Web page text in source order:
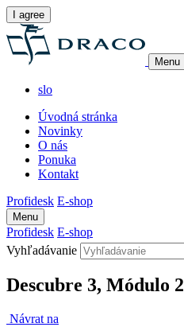
I agree
Menu
slo
Úvodná stránka
Novinky
O nás
Ponuka
Kontakt
Profidesk E-shop
Menu
Profidesk E-shop
Vyhľadávanie
Descubre 3, Módulo 2
Návrat na